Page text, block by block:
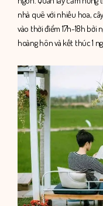
nhà quê với nhiều hoa,
vào thời điểm 17h-18h bởi
hoàng hôn và kết thúc 1